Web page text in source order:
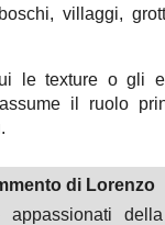
villaggi,
le texture o gli
il ruolo
di Lorenzo
appassionati